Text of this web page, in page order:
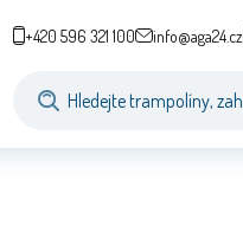
+420 596 321 100 info@aga24.cz